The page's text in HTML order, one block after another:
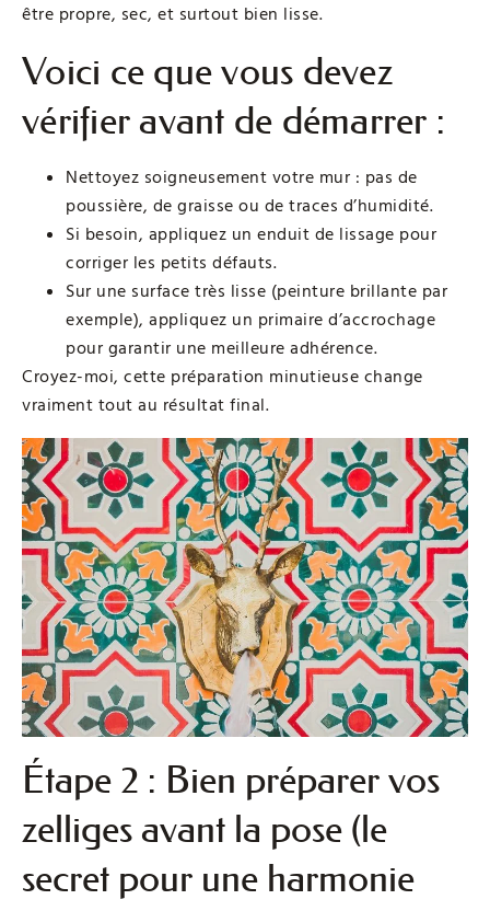
être propre, sec, et surtout bien lisse.
Voici ce que vous devez
vérifier avant de démarrer :
Nettoyez soigneusement votre mur : pas de
poussière, de graisse ou de traces d’humidité.
Si besoin, appliquez un enduit de lissage pour
corriger les petits défauts.
Sur une surface très lisse (peinture brillante par
exemple), appliquez un primaire d’accrochage
pour garantir une meilleure adhérence.
Croyez-moi, cette préparation minutieuse change
vraiment tout au résultat final.
Étape 2 : Bien préparer vos
zelliges avant la pose (le
secret pour une harmonie